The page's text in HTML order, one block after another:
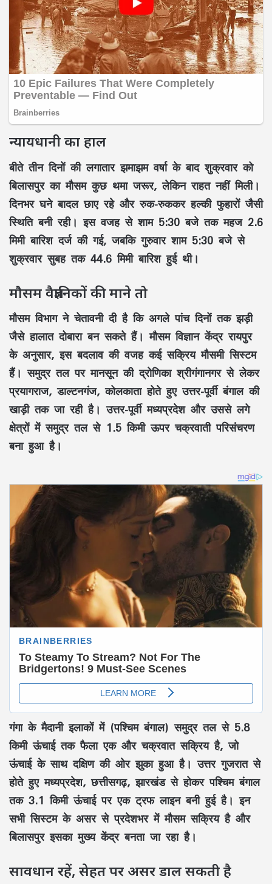
न्यायधानी का हाल
बीते तीन दिनों की लगातार झमाझम वर्षा के बाद शुक्रवार को
बिलासपुर का मौसम कुछ थमा जरूर, लेकिन राहत नहीं मिली।
दिनभर घने बादल छाए रहे और रुक-रुककर हल्की फुहारों जैसी
स्थिति बनी रही। इस वजह से शाम 5:30 बजे तक महज 2.6
मिमी बारिश दर्ज की गई, जबकि गुरुवार शाम 5:30 बजे से
शुक्रवार सुबह तक 44.6 मिमी बारिश हुई थी।
मौसम वैज्ञानिकों की माने तो
मौसम विभाग ने चेतावनी दी है कि अगले पांच दिनों तक झड़ी
जैसे हालात दोबारा बन सकते हैं। मौसम विज्ञान केंद्र रायपुर
के अनुसार, इस बदलाव की वजह कई सक्रिय मौसमी सिस्टम
हैं। समुद्र तल पर मानसून की द्रोणिका श्रीगंगानगर से लेकर
प्रयागराज, डाल्टनगंज, कोलकाता होते हुए उत्तर-पूर्वी बंगाल की
खाड़ी तक जा रही है। उत्तर-पूर्वी मध्यप्रदेश और उससे लगे
क्षेत्रों में समुद्र तल से 1.5 किमी ऊपर चक्रवाती परिसंचरण
बना हुआ है।
गंगा के मैदानी इलाकों में (पश्चिम बंगाल) समुद्र तल से 5.8
किमी ऊंचाई तक फैला एक और चक्रवात सक्रिय है, जो
ऊंचाई के साथ दक्षिण की ओर झुका हुआ है। उत्तर गुजरात से
होते हुए मध्यप्रदेश, छत्तीसगढ़, झारखंड से होकर पश्चिम बंगाल
तक 3.1 किमी ऊंचाई पर एक ट्रफ लाइन बनी हुई है। इन
सभी सिस्टम के असर से प्रदेशभर में मौसम सक्रिय है और
बिलासपुर इसका मुख्य केंद्र बनता जा रहा है।
सावधान रहें, सेहत पर असर डाल सकती है